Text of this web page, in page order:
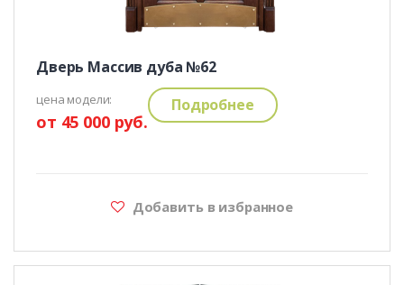
Дверь Массив дуба №62
цена модели:
от 45 000 руб.
Подробнее
Добавить в избранное